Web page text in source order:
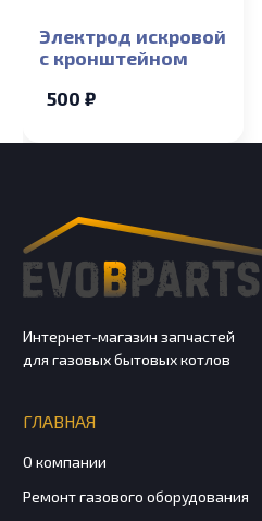
Электрод искровой
с кронштейном
500 ₽
Интернет-магазин запчастей
для газовых бытовых котлов
ГЛАВНАЯ
О компании
Ремонт газового оборудования